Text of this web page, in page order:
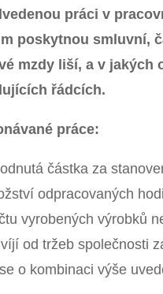
práci v
poskytnou smluvní,
mzdy liší, a v jakých
řádcích.
práce:
částka za
odpracovaných
vyrobených výrobků
od tržeb společnosti
o kombinaci výše